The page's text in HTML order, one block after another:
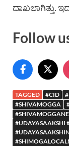
ದಾಖಲಾಗಿತ್ತು.
Follow
TAGGED #CID
#SHIVAMOGGA